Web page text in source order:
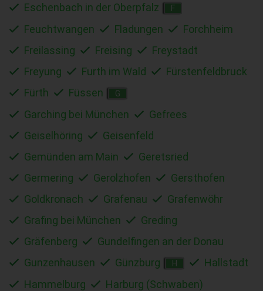
Eschenbach in der Oberpfalz
F
Feuchtwangen Fladungen
Forchheim
Freilassing
Freising
Freystadt
Freyung
Furth im Wald
Fürstenfeldbruck
Fürth
Füssen G
Garching bei München
Gefrees
Geiselhöring
Geisenfeld
Gemünden am Main
Geretsried
Germering
Gerolzhofen
Gersthofen
Goldkronach
Grafenau
Grafenwöhr
Grafing bei München
Greding
Gräfenberg
Gundelfingen an der Donau
Gunzenhausen
Günzburg H
Hallstadt
Hammelburg
Harburg (Schwaben)